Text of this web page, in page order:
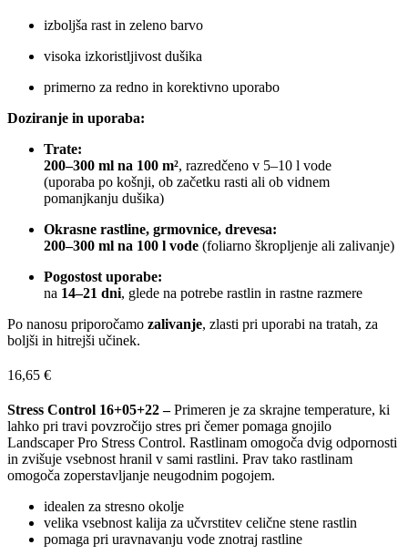
izboljša rast in zeleno barvo
visoka izkoristljivost dušika
primerno za redno in korektivno uporabo
Doziranje in uporaba:
Trate:
200–300 ml na 100 m², razredčeno v 5–10 l vode
(uporaba po košnji, ob začetku rasti ali ob vidnem
pomanjkanju dušika)
Okrasne rastline, grmovnice, drevesa:
200–300 ml na 100 l vode (foliarno škropljenje ali zalivanje)
Pogostost uporabe:
na 14–21 dni, glede na potrebe rastlin in rastne razmere
Po nanosu priporočamo zalivanje, zlasti pri uporabi na tratah, za
boljši in hitrejši učinek.
16,65 €
Stress Control 16+05+22 –Primeren je za skrajne temperature, ki
lahko pri travi povzročijo stres pri čemer pomaga gnojilo
Landscaper Pro Stress Control. Rastlinam omogoča dvig odpornosti
in zvišuje vsebnost hranil v sami rastlini. Prav tako rastlinam
omogoča zoperstavljanje neugodnim pogojem.
idealen za stresno okolje
velika vsebnost kalija za učvrstitev celične stene rastlin
pomaga pri uravnavanju vode znotraj rastline